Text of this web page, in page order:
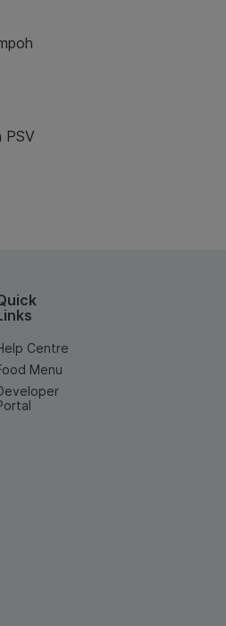
PSV
Centre
Menu